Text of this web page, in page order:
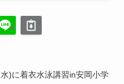
)に着衣水泳講習in安岡小学